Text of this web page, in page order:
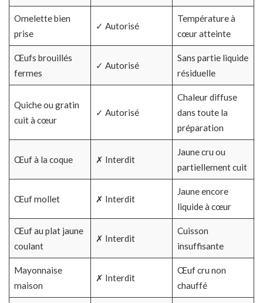
Omelette bien
prise
✓ Autorisé
Température à
cœur atteinte
Œufs brouillés
fermes
✓ Autorisé
Sans partie liquide
résiduelle
Quiche ou gratin
cuit à cœur
✓ Autorisé
Chaleur diffuse
dans toute la
préparation
Œuf à la coque ✗ Interdit
Jaune cru ou
partiellement cuit
Œuf mollet ✗ Interdit
Jaune encore
liquide à cœur
Œuf au plat jaune
coulant
✗ Interdit
Cuisson
insuffisante
Mayonnaise
maison
✗ Interdit
Œuf cru non
chauffé